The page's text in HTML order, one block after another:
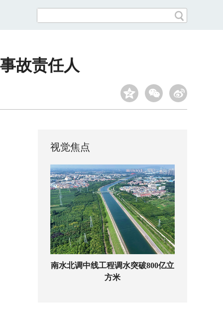
故责任人
视觉焦点
南水北调中线工程调水突破800亿立
方米